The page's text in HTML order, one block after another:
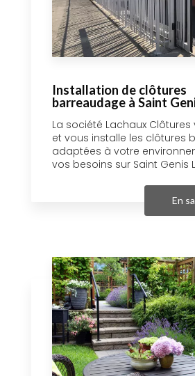
Installation de clôtures
barreaudage à Saint
La société Lachaux Clôtures
et vous installe les clôtures
adaptées à votre
vos besoins sur Saint Genis
En